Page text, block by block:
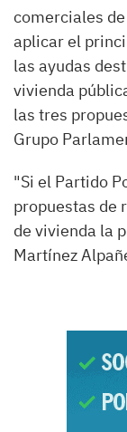
comerciales
aplicar el
las ayudas
vivienda
las tres
Grupo
"Si el Partido
propuestas de
de vivienda la
Martínez